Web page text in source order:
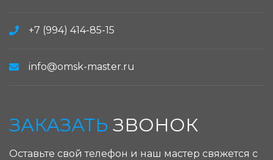
+7 (994) 414-85-15
info@omsk-master.ru
ЗАКАЗАТЬ ЗВОНОК
Оставьте свой телефон и наш мастер свяжется с